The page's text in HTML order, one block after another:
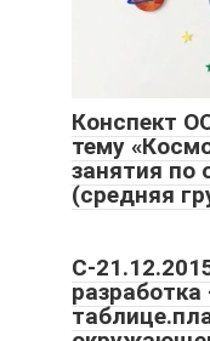
Конспект
тему
занятия
(средняя
С-